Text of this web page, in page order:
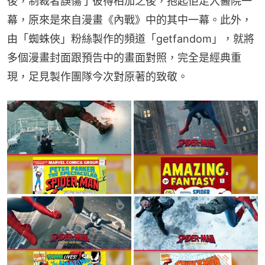
幕，原來是來自漫畫《內戰》中的其中一幕。此外，
由「蜘蛛俠」粉絲製作的頻道「getfandom」，就將
多個漫畫封面跟預告中的畫面對照，完全是經典重
現，足見製作團隊今次對原著的致敬。